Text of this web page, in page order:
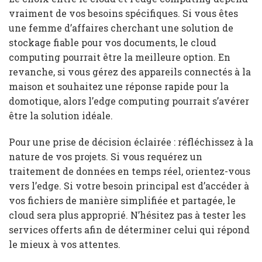
vraiment de vos besoins spécifiques. Si vous êtes
une femme d’affaires cherchant une solution de
stockage fiable pour vos documents, le cloud
computing pourrait être la meilleure option. En
revanche, si vous gérez des appareils connectés à la
maison et souhaitez une réponse rapide pour la
domotique, alors l’edge computing pourrait s’avérer
être la solution idéale.
Pour une prise de décision éclairée : réfléchissez à la
nature de vos projets. Si vous requérez un
traitement de données en temps réel, orientez-vous
vers l’edge. Si votre besoin principal est d’accéder à
vos fichiers de manière simplifiée et partagée, le
cloud sera plus approprié. N’hésitez pas à tester les
services offerts afin de déterminer celui qui répond
le mieux à vos attentes.